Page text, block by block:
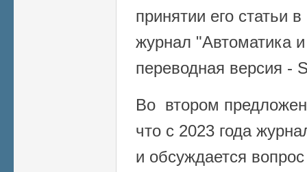
принятии его статьи
журнал "Автоматика
переводная версия -
Во втором
что c 2023 года
и обсуждается